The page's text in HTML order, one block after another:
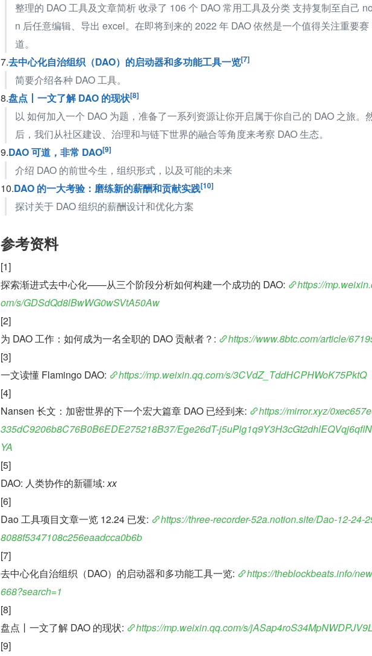
整理的 DAO 工具及文章简析 收录了 106 个 DAO 常用工具及分类 支持复制至自己
n 后任意编辑、导出 excel。在即将到来的 2022 年 DAO 依然是一个值得关注重要赛
道。
7.去中心化自治组织（DAO）的启动器和多功能工具一览[7]
简要介绍各种 DAO 工具。
8.盘点丨一文了解 DAO 的现状[8]
以 如何加入一个 DAO 为题，准备了一系列资源让你开启属于你自己的 DAO 之旅。
后，我们从社区建设、治理和与链下世界的融合等角度来考察 DAO 生态。
9.DAO 可道，非常 DAO[9]
介绍 DAO 的前世今生，组织形式，以及可能的未来
10.DAO 的一大考验：磨练新的薪酬和贡献实践[10]
探讨关于 DAO 组织的薪酬设计和优化方案
参考资料
[1]
探索渐进式去中心化——从三个阶段分析如何构建一个成功的 DAO:
https://
om/s/GDSdQd8lBwWG0wSVtA50Aw
[2]
为 DAO 工作：如何成为一名全职的 DAO 贡献者？:
https://www.8btc.com/article/
[3]
一文读懂 Flamingo DAO:
https://mp.weixin.qq.com/s/3CVdZ_TddHCPHWoK75PktQ
[4]
Nansen 长文：加密世界的下一个宏大篇章 DAO 已经到来:
https://mirror.xyz/
335dC9206b8C76B0B6EDE275218B37/Ege26dT-
YA
[5]
DAO: 人类协作的新疆域: xx
[6]
Dao 工具项目文章一览 12.24 已发:
https://three-recorder-52a.notion.site/Dao-12-24-
8088f5347108c256eaadcca0b6b
[7]
去中心化自治组织（DAO）的启动器和多功能工具一览:
https://theblockbeats.info/
668?search=1
[8]
盘点丨一文了解 DAO 的现状:
https://mp.weixin.qq.com/s/
[9]